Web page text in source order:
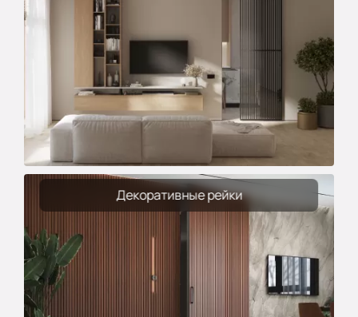
Декоративные рейки